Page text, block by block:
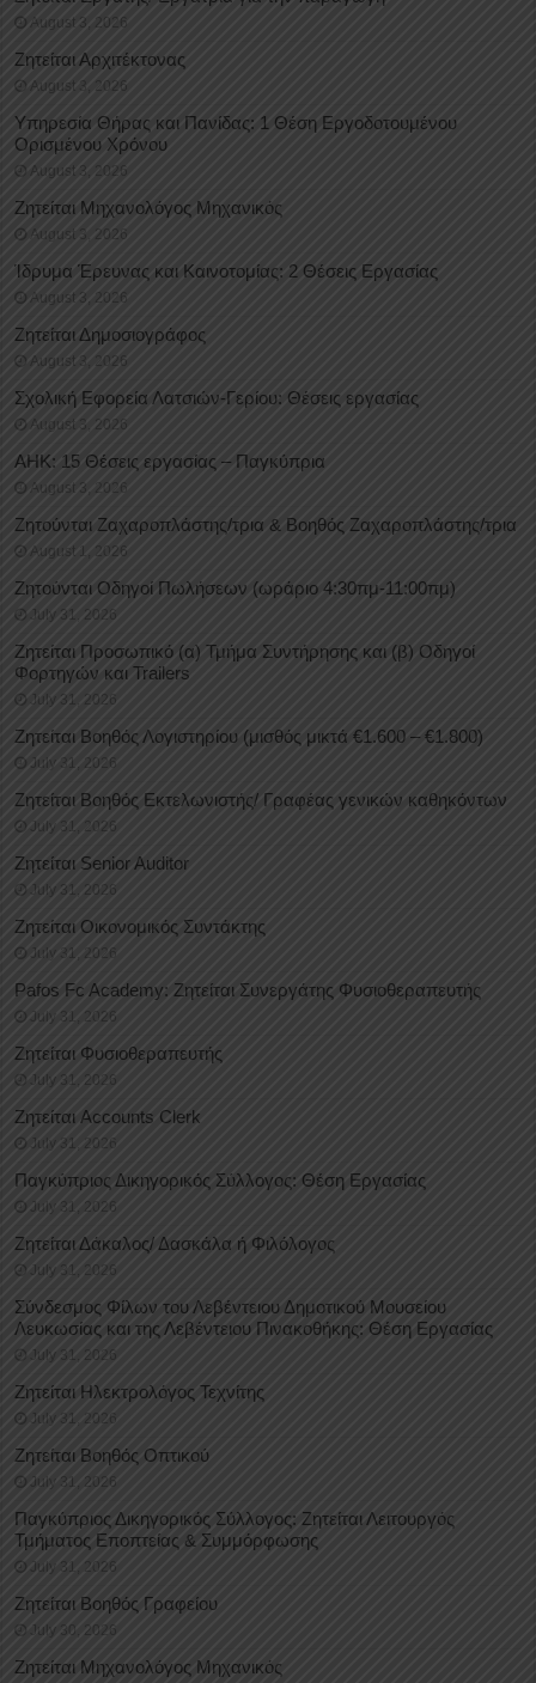
August 3, 2026
Ζητείται Αρχιτέκτονας
August 3, 2026
Υπηρεσία Θήρας και Πανίδας: 1 Θέση Eργοδοτουμένου
Oρισμένου Xρόνου
August 3, 2026
Ζητείται Μηχανολόγος Μηχανικός
August 3, 2026
Ίδρυμα Έρευνας και Καινοτομίας: 2 Θέσεις Εργασίας
August 3, 2026
Ζητείται Δημοσιογράφος
August 3, 2026
Σχολική Εφορεία Λατσιών-Γερίου: Θέσεις εργασίας
August 3, 2026
ΑΗΚ: 15 Θέσεις εργασίας – Παγκύπρια
August 3, 2026
Ζητούνται Ζαχαροπλάστης/τρια & Βοηθός Ζαχαροπλάστης/τρια
August 1, 2026
Ζητούνται Οδηγοί Πωλήσεων (ωράριο 4:30πμ-11:00πμ)
July 31, 2026
Ζητείται Προσωπικό (α) Τμήμα Συντήρησης και (β) Οδηγοί
Φορτηγών και Trailers
July 31, 2026
Ζητείται Βοηθός Λογιστηρίου (μισθός μικτά €1.600 – €1.800)
July 31, 2026
Ζητείται Βοηθός Εκτελωνιστής/ Γραφέας γενικών καθηκόντων
July 31, 2026
Ζητείται Senior Auditor
July 31, 2026
Ζητείται Οικονομικός Συντάκτης
July 31, 2026
Pafos Fc Academy: Ζητείται Συνεργάτης Φυσιοθεραπευτής
July 31, 2026
Ζητείται Φυσιοθεραπευτής
July 31, 2026
Ζητείται Accounts Clerk
July 31, 2026
Παγκύπριος Δικηγορικός Σύλλογος: Θέση Εργασίας
July 31, 2026
Ζητείται Δάκαλος/ Δασκάλα ή Φιλόλογος
July 31, 2026
Σύνδεσμος Φίλων του Λεβέντειου Δημοτικού Μουσείου
Λευκωσίας και της Λεβέντειου Πινακοθήκης: Θέση Εργασίας
July 31, 2026
Ζητείται Ηλεκτρολόγος Τεχνίτης
July 31, 2026
Ζητείται Βοηθός Οπτικού
July 31, 2026
Παγκύπριος Δικηγορικός Σύλλογος: Ζητείται Λειτουργός
Τμήματος Εποπτείας & Συμμόρφωσης
July 31, 2026
Ζητείται Βοηθός Γραφείου
July 30, 2026
Ζητείται Μηχανολόγος Μηχανικός